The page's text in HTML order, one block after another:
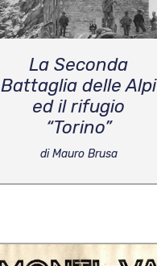
La Seconda
Battaglia delle Alpi
ed il rifugio
“Torino”
di Mauro Brusa